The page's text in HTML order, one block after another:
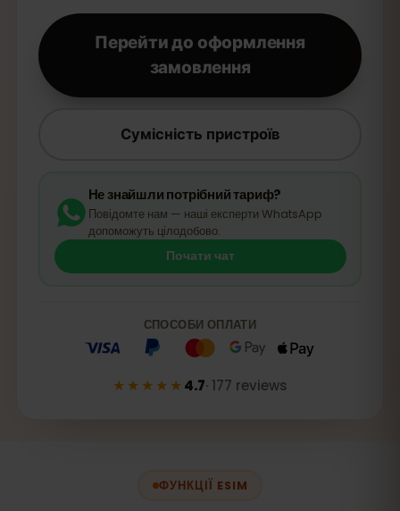
Перейти до оформлення
замовлення
Сумісність пристроїв
Не знайшли потрібний тариф?
Повідомте нам — наші експерти WhatsApp
допоможуть цілодобово.
Почати чат
СПОСОБИ ОПЛАТИ
★★★★★4.7· 177 reviews
ФУНКЦІЇ ESIM